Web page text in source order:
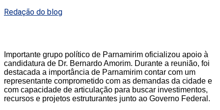
Redação do blog
Importante grupo político de Parnamirim oficializou apoio à
candidatura de Dr. Bernardo Amorim. Durante a reunião, foi
destacada a importância de Parnamirim contar com um
representante comprometido com as demandas da cidade e
com capacidade de articulação para buscar investimentos,
recursos e projetos estruturantes junto ao Governo Federal.